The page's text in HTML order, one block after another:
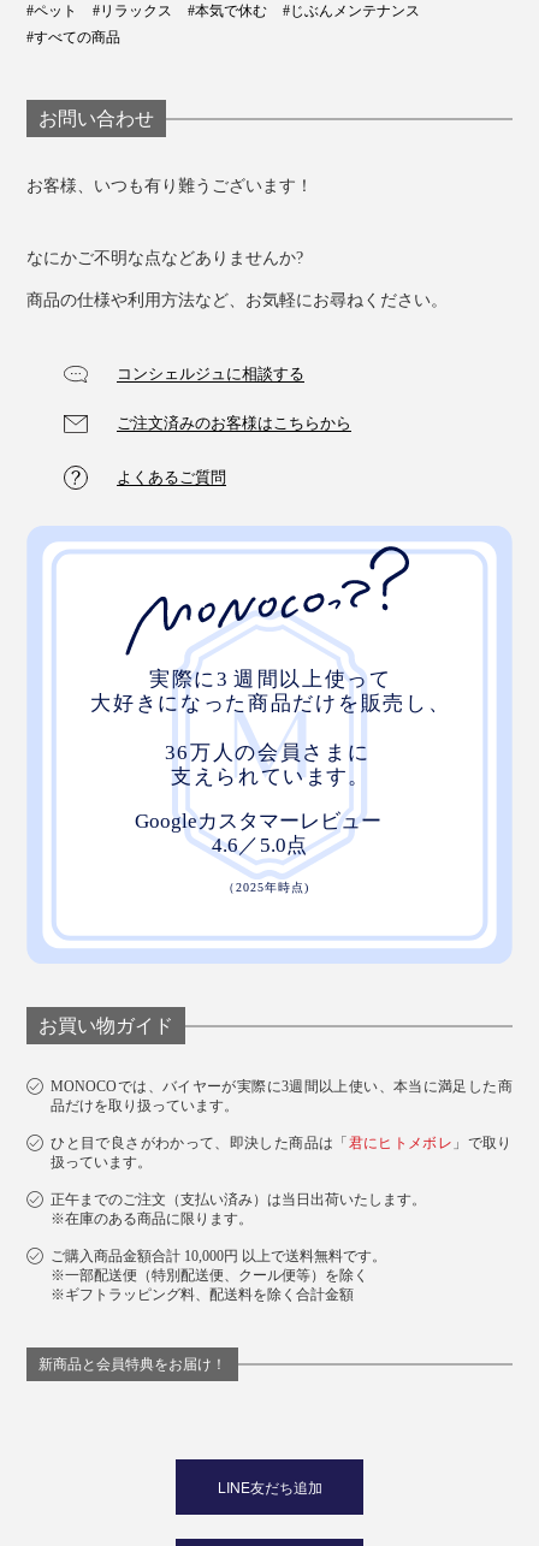
毛並みもツヤツヤする気がします。
で、抜け毛やゴミがつきにくく、ゴムの台座の材質も汚
れにくいと思います。
初めて使う際は、ワンちゃん・ネコちゃんが、ブラシ自
す。
楽しみながら、ちょっと長い目で『ワンダフルブラシ』
とつきあってみてはいかがでしょうか？
きっと、今まで見たことのない表情を見せてくれると思
#ペット #リラックス #本気で休む
#じぶんメンテナンス
#すべての商品
お問い合わせ
お客様、いつも有り難うございます！
なにかご不明な点などありませんか?
商品の仕様や利用方法など、お気軽にお尋ねください。
コンシェルジュに相談する
ご注文済みのお客様はこちらから
よくあるご質問
お買い物ガイド
MONOCOでは、バイヤーが実際に3週間以上使い、本当に満足した商
品だけを取り扱っています。
ひと目で良さがわかって、即決した商品は「 君にヒトメボレ 」で取り
扱っています。
正午までのご注文（支払い済み）は当日出荷いたします。
※在庫のある商品に限ります。
ご購入商品金額合計 10,000円 以上で送料無料です。
※一部配送便（特別配送便、クール便等）を除く
※ギフトラッピング料、配送料を除く合計金額
新商品と会員特典をお届け！
LINE友だち追加